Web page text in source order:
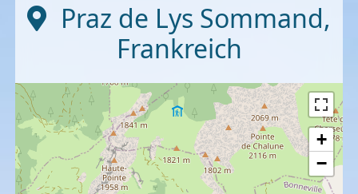
Praz de Lys Sommand,
Frankreich
+
−